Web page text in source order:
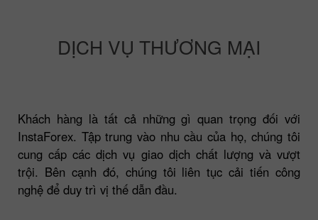
DỊCH VỤ THƯƠNG MẠI
Khách hàng là tất cả những gì quan trọng đối với
InstaForex. Tập trung vào nhu cầu của họ, chúng tôi
cung cấp các dịch vụ giao dịch chất lượng và vượt
trội. Bên cạnh đó, chúng tôi liên tục cải tiến công
nghệ để duy trì vị thế dẫn đầu.